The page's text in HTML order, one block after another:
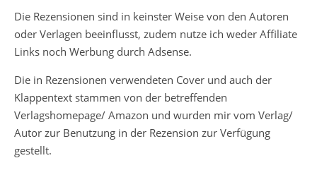
Die Rezensionen sind in keinster Weise von den Autoren
oder Verlagen beeinflusst, zudem nutze ich weder Affiliate
Links noch Werbung durch Adsense.
Die in Rezensionen verwendeten Cover und auch der
Klappentext stammen von der betreffenden
Verlagshomepage/ Amazon und wurden mir vom Verlag/
Autor zur Benutzung in der Rezension zur Verfügung
gestellt.